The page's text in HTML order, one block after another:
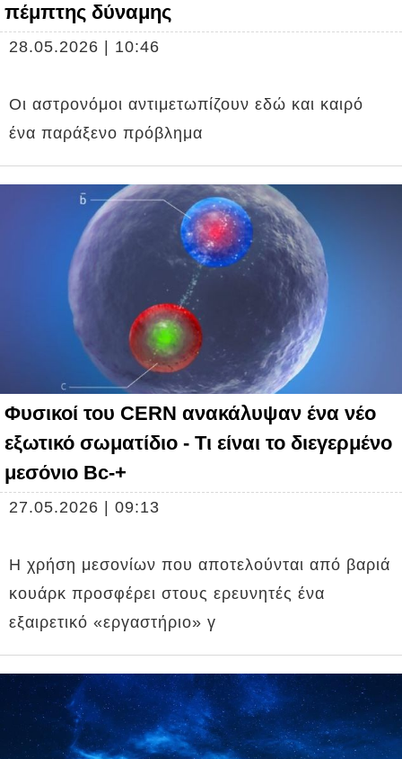
πέμπτης δύναμης
28.05.2026 | 10:46
Οι αστρονόμοι αντιμετωπίζουν εδώ και καιρό
ένα παράξενο πρόβλημα
Φυσικοί του CERN ανακάλυψαν ένα νέο
εξωτικό σωματίδιο - Τι είναι το διεγερμένο
μεσόνιο Bc-+
27.05.2026 | 09:13
Η χρήση μεσονίων που αποτελούνται από βαριά
κουάρκ προσφέρει στους ερευνητές ένα
εξαιρετικό «εργαστήριο» γ